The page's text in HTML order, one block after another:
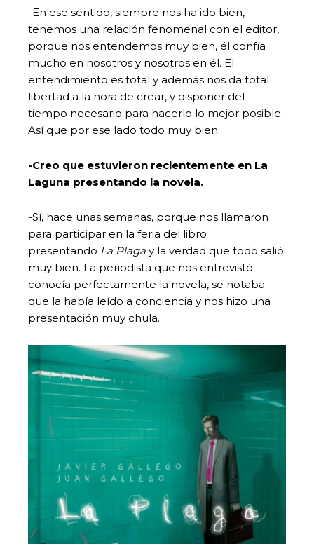
-En ese sentido, siempre nos ha ido bien,
tenemos una relación fenomenal con el editor,
porque nos entendemos muy bien, él confía
mucho en nosotros y nosotros en él. El
entendimiento es total y además nos da total
libertad a la hora de crear, y disponer del
tiempo necesario para hacerlo lo mejor posible.
Así que por ese lado todo muy bien.
-Creo que estuvieron recientemente en La
Laguna presentando la novela.
-Sí, hace unas semanas, porque nos llamaron
para participar en la feria del libro
presentando La Plaga y la verdad que todo salió
muy bien. La periodista que nos entrevistó
conocía perfectamente la novela, se notaba
que la había leído a conciencia y nos hizo una
presentación muy chula.